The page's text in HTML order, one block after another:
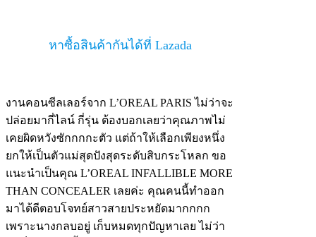
หาซื้อสินค้ากันได้ที่ Lazada
งานคอนซีลเลอร์จาก L’OREAL PARIS ไม่ว่าจะ
ปล่อยมากี่ไลน์ กี่รุ่น ต้องบอกเลยว่าคุณภาพไม่
เคยผิดหวังซักกกกะตัว แต่ถ้าให้เลือกเพียงหนึ่ง
ยกให้เป็นตัวแม่สุดปังสุดระดับสิบกระโหลก ขอ
แนะนำเป็นคุณ L’OREAL INFALLIBLE MORE
THAN CONCEALER เลยค่ะ คุณคนนี้ทำออก
มาได้ดีตอบโจทย์สาวสายประหยัดมากกกก
เพราะนางกลบอยู่ เก็บหมดทุกปัญหาเลย ไม่ว่า